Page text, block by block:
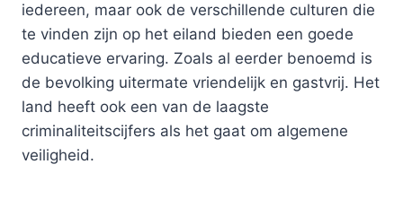
iedereen, maar ook de verschillende culturen die
te vinden zijn op het eiland bieden een goede
educatieve ervaring. Zoals al eerder benoemd is
de bevolking uitermate vriendelijk en gastvrij. Het
land heeft ook een van de laagste
criminaliteitscijfers als het gaat om algemene
veiligheid.